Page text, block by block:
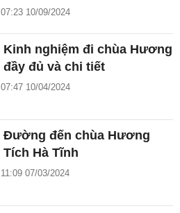
07:23 10/09/2024
Kinh nghiệm đi chùa Hương
đầy đủ và chi tiết
07:47 10/04/2024
Đường đến chùa Hương
Tích Hà Tĩnh
11:09 07/03/2024